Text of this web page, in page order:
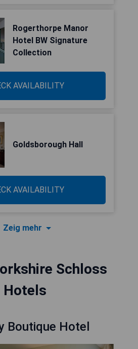
Rogerthorpe Manor
Hotel BW Signature
Collection
AVAILABILITY
Goldsborough Hall
AVAILABILITY
Zeig mehr
Schloss
Hotels
Boutique Hotel